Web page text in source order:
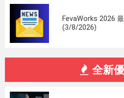
FevaWorks 2026
(3/8/2026)
全新